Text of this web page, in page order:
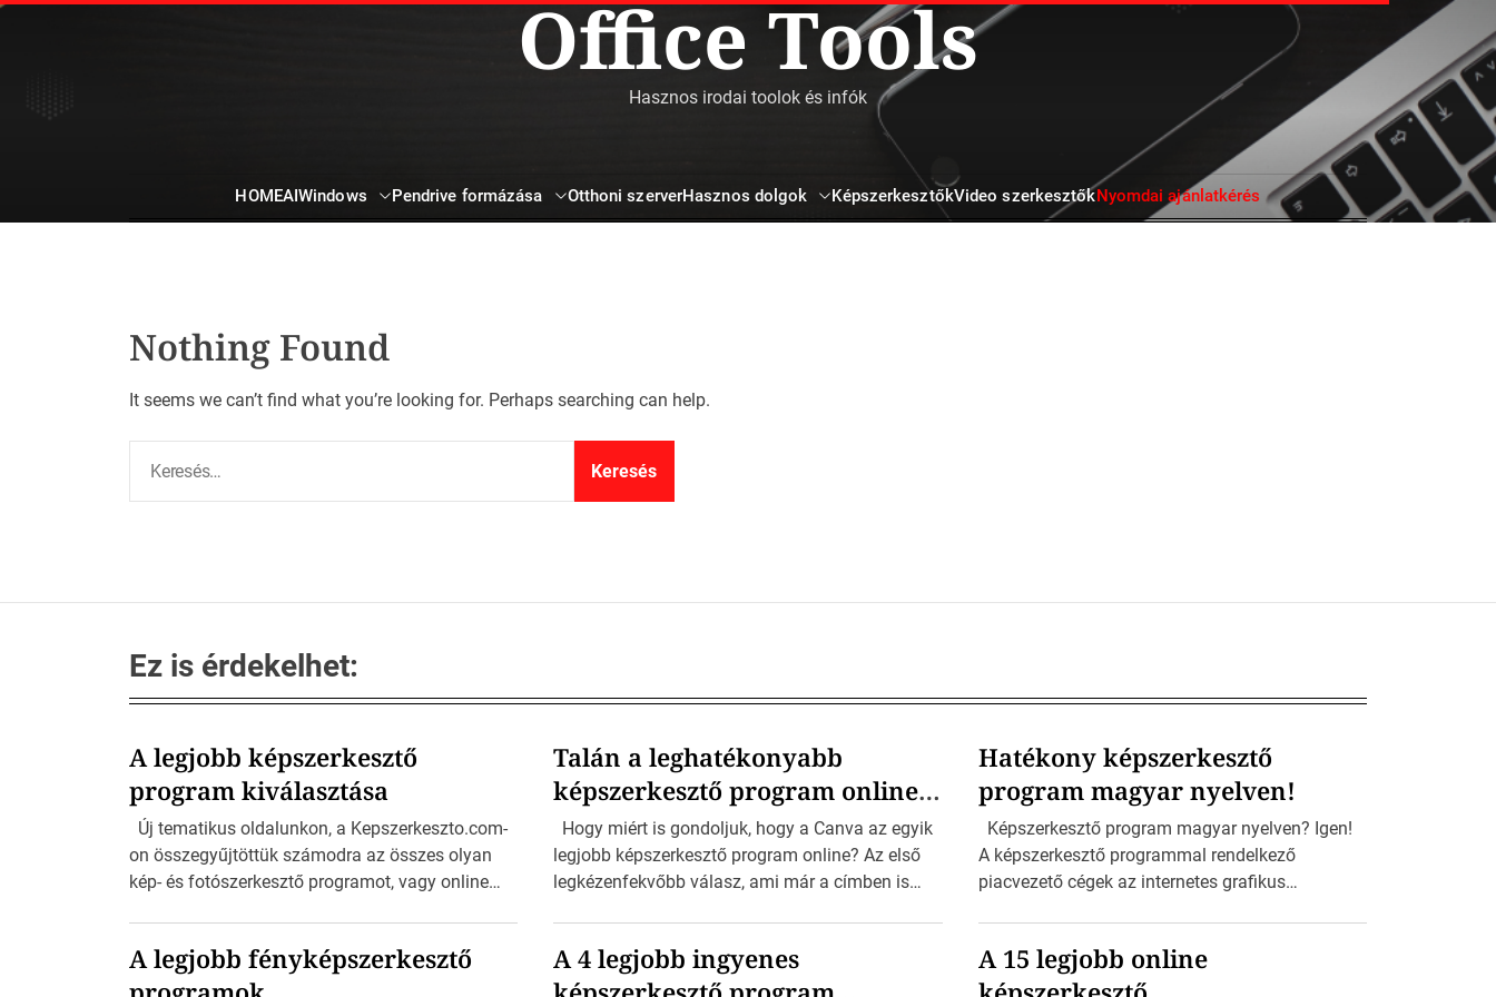
S
n
Office Tools
Hasznos irodai toolok és infók
HOMEAIWindows Pendrive formázása Otthoni szerverHasznos dolgok KépszerkesztőkVideo szerkesztők Nyomdai ajánlatkérés
Nothing Found
It seems we can’t find what you’re looking for. Perhaps searching can help.
r
Ez is érdekelhet:
A legjobb képszerkesztő
program kiválasztása
Új tematikus oldalunkon, a Kepszerkeszto.com-
on összegyűjtöttük számodra az összes olyan
kép- és fotószerkesztő programot, vagy online
telefonon, vagy tableten, akár Mac-en, vagy
Windows rendszeren szerkesztenéd a fotóidat, itt
Talán a leghatékonyabb
képszerkesztő program online!
Ime a Canva…
Hogy miért is gondoljuk, hogy a Canva az egyik
legjobb képszerkesztő program online? Az első
legkézenfekvőbb válasz, ami már a címben is
a Canva projekt elkészítéséhez szükséges idő. A
felhasználó felülete annyira egyszerű, hogy az
Hatékony képszerkesztő
program magyar nyelven!
Képszerkesztő program magyar nyelven? Igen!
A képszerkesztő programmal rendelkező
piacvezető cégek az internetes grafikus
másképpen? Hiszen profi programjaiknak
köszönhetően igazán nagyot szakítanak, ezért az
A legjobb fényképszerkesztő
A 4 legjobb ingyenes
A 15 legjobb online